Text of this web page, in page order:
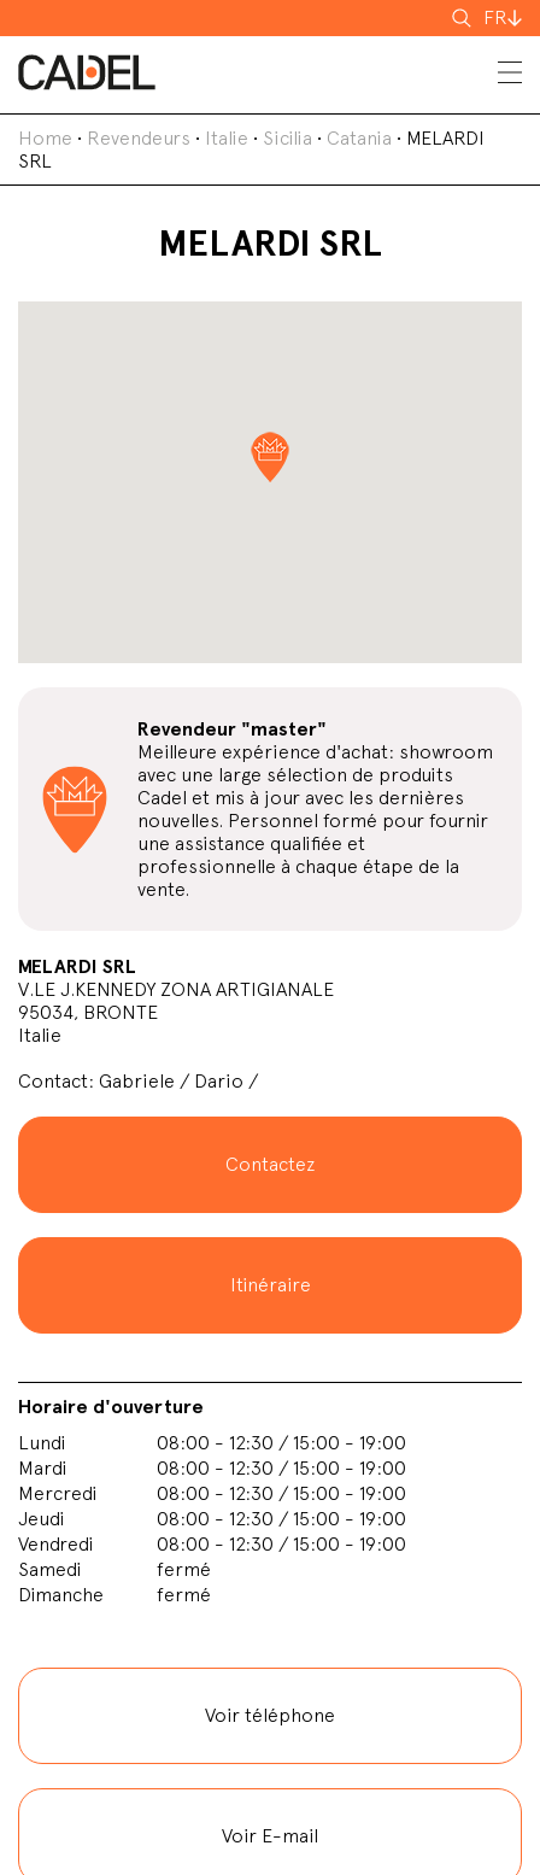
FR
Home • Revendeurs • Italie • Sicilia • Catania • MELARDI
SRL
MELARDI SRL
Revendeur "master"
Meilleure expérience d'achat: showroom
avec une large sélection de produits
Cadel et mis à jour avec les dernières
nouvelles. Personnel formé pour fournir
une assistance qualifiée et
professionnelle à chaque étape de la
vente.
MELARDI SRL
V.LE J.KENNEDY ZONA ARTIGIANALE
95034, BRONTE
Italie
Contact: Gabriele / Dario /
Contactez
Itinéraire
Horaire d'ouverture
Lundi
08:00 - 12:30 / 15:00 - 19:00
Mardi
08:00 - 12:30 / 15:00 - 19:00
Mercredi
08:00 - 12:30 / 15:00 - 19:00
Jeudi
08:00 - 12:30 / 15:00 - 19:00
Vendredi
08:00 - 12:30 / 15:00 - 19:00
Samedi
fermé
Dimanche
fermé
Voir téléphone
Voir E-mail